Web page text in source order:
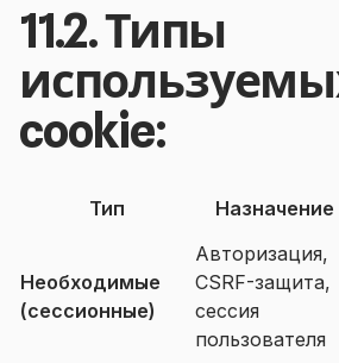
11.2. Типы
cookie:
Тип Назначение
Необходимые
(сессионные)
Авторизация,
CSRF-защита,
сессия
пользователя